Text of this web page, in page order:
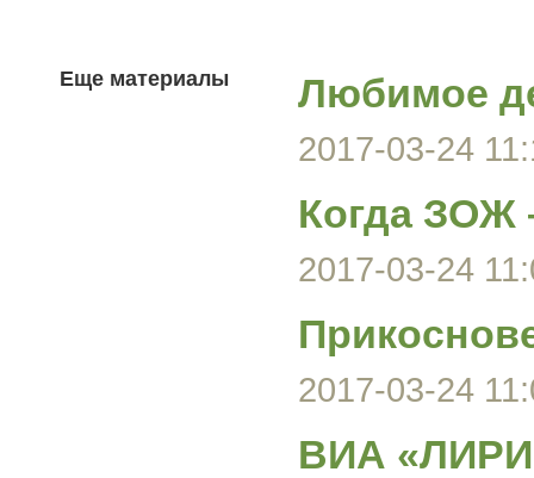
Еще материалы Любимое
2017-03-24
Когда ЗОЖ
2017-03-24
2017-03-24
ВИА